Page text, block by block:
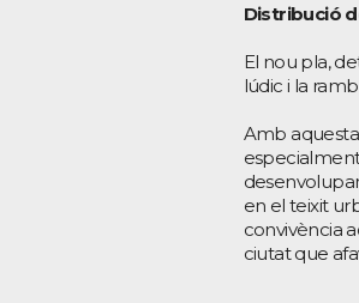
Distribució
El nou pla,
lúdic i la
Amb
en el teixit
convivència
ciutat que